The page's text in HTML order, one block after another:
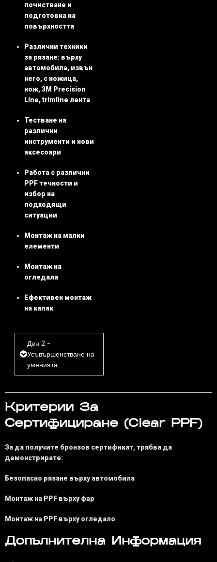
почистване и
подготовка на
повърхността
Различни техники
за рязане: върху
автомобила, извън
него, с ножица,
нож, 3M Precision
Line, trimline лента
Тестване на
различни
инструменти и нови
аксесоари
Работа с различни
PPF течности и
избор на
подходящи
ситуации
Монтаж на малки
елементи
Монтаж на
огледала
Ефективен монтаж
на капак
Ден 2 -
Усъвършенстване на
уменията
Критерии За
Сертифициране (Clear PPF)
За да получите бронзов сертификат, трябва да
демонстрирате:
Безопасно рязане върху автомобила
Монтаж на PPF върху фар
Монтаж на PPF върху огледало
Допълнителна Информация